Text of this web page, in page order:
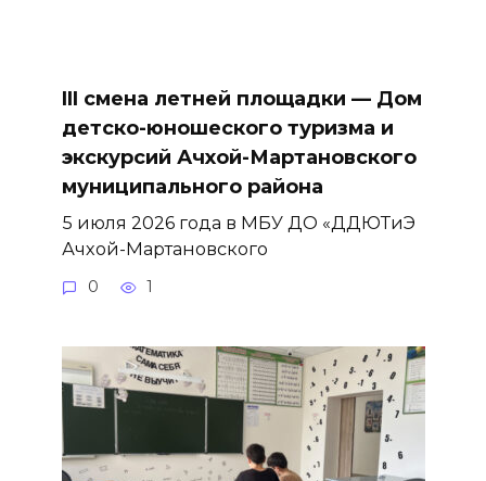
III смена летней площадки — Дом
детско-юношеского туризма и
экскурсий Ачхой-Мартановского
муниципального района
5 июля 2026 года в МБУ ДО «ДДЮТиЭ
Ачхой-Мартановского
0 1